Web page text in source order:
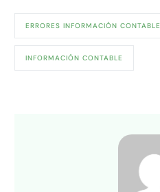
ERRORES INFORMACIÓN CONTABLE
INFORMACIÓN CONTABLE